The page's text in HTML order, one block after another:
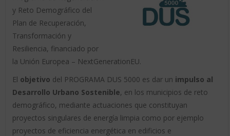
y Reto Demográfico del
Plan de Recuperación,
Transformación y
Resiliencia, financiado por
la Unión Europea – NextGenerationEU.
El objetivo del PROGRAMA DUS 5000 es dar un impulso al
Desarrollo Urbano Sostenible, en los municipios de reto
demográfico, mediante actuaciones que constituyan
proyectos singulares de energía limpia como por ejemplo
proyectos de eficiencia energética en edificios e